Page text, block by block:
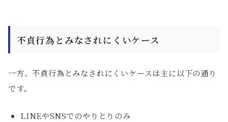
不貞行為とみなされにくいケース
一方、不貞行為とみなされにくいケースは主に以下の通り
です。
LINEやSNSでのやりとりのみ